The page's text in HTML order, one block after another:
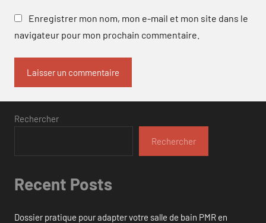
Enregistrer mon nom, mon e-mail et mon site dans le
navigateur pour mon prochain commentaire.
Rechercher
Rechercher
Recent Posts
Dossier pratique pour adapter votre salle de bain PMR en